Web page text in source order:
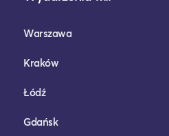
Warszawa
Kraków
Łódź
Gdańsk